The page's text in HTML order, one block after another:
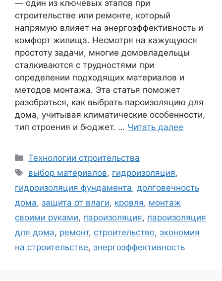
— один из ключевых этапов при
строительстве или ремонте, который
напрямую влияет на энергоэффективность и
комфорт жилища. Несмотря на кажущуюся
простоту задачи, многие домовладельцы
сталкиваются с трудностями при
определении подходящих материалов и
методов монтажа. Эта статья поможет
разобраться, как выбрать пароизоляцию для
дома, учитывая климатические особенности,
тип строения и бюджет. … Читать далее
Рубрики
Технологии строительства
Метки
выбор материалов, гидроизоляция,
гидроизоляция фундамента, долговечность
дома, защита от влаги, кровля, монтаж
своими руками, пароизоляция, пароизоляция
для дома, ремонт, строительство, экономия
на строительстве, энергоэффективность